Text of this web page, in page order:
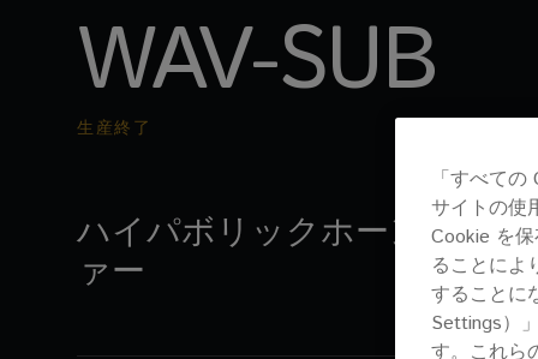
WAV-SUB
生産終了
ハイパボリックホーン・サブ
ァー
「すべて
サイトの使
Cookie を
ることによ
することに
Settings）
す。これら